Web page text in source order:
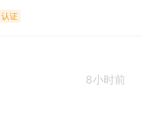
认证
8小时前